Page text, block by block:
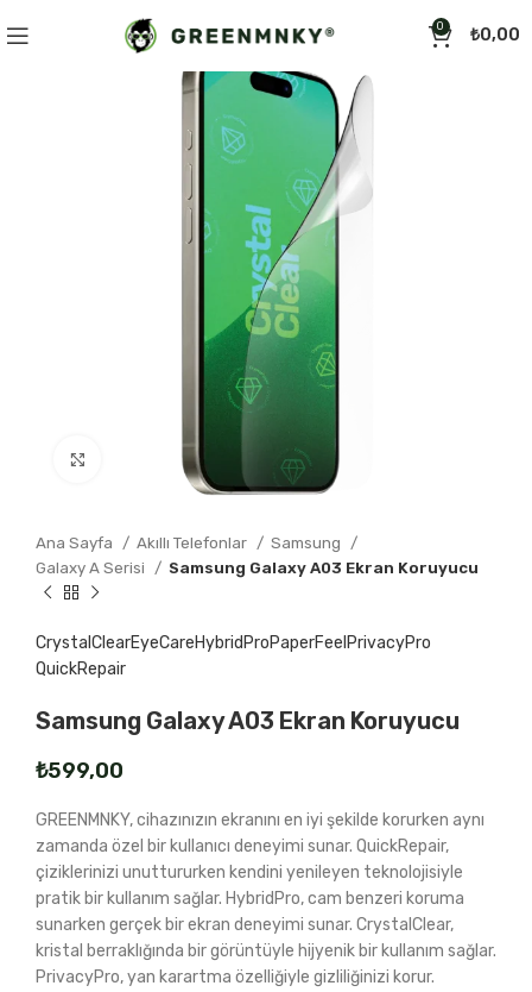
0 ₺0,00
Click to enlarge
Ana Sayfa Akıllı Telefonlar
Samsung
Galaxy A Serisi
Samsung Galaxy A03 Ekran Koruyucu
CrystalClearEyeCareHybridProPaperFeel PrivacyPro
QuickRepair
Samsung Galaxy A03 Ekran Koruyucu
₺
GREENMNKY, cihazınızın ekranını en iyi şekilde korurken aynı
zamanda özel bir kullanıcı deneyimi sunar. QuickRepair,
çiziklerinizi unuttururken kendini yenileyen teknolojisiyle
pratik bir kullanım sağlar. HybridPro, cam benzeri koruma
sunarken gerçek bir ekran deneyimi sunar. CrystalClear,
kristal berraklığında bir görüntüyle hijyenik bir kullanım sağlar.
PrivacyPro, yan karartma özelliğiyle gizliliğinizi korur.